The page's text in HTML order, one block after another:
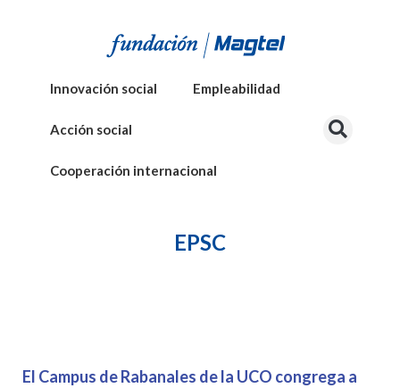
Innovación social Empleabilidad
Acción social
Cooperación internacional
EPSC
El Campus de Rabanales de la UCO congrega a